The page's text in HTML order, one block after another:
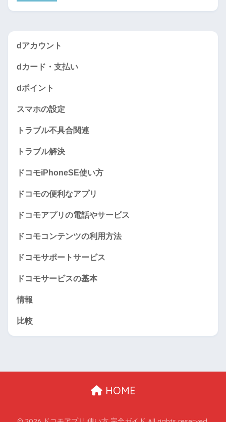
dアカウント
dカード・支払い
dポイント
スマホの設定
トラブル不具合関連
トラブル解決
ドコモiPhoneSE使い方
ドコモの便利なアプリ
ドコモアプリの電話やサービス
ドコモコンテンツの利用方法
ドコモサポートサービス
ドコモサービスの基本
情報
比較
HOME